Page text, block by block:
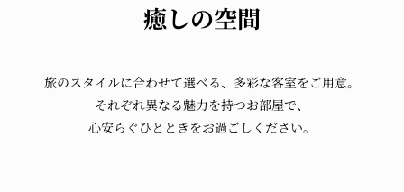
癒しの空間
旅のスタイルに合わせて選べる、 多彩な客室をご用意。
それぞれ異なる魅力を持つお部屋で、
心安らぐひとときをお過ごしください。